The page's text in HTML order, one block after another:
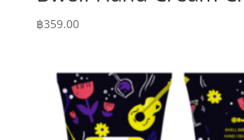
฿359.00